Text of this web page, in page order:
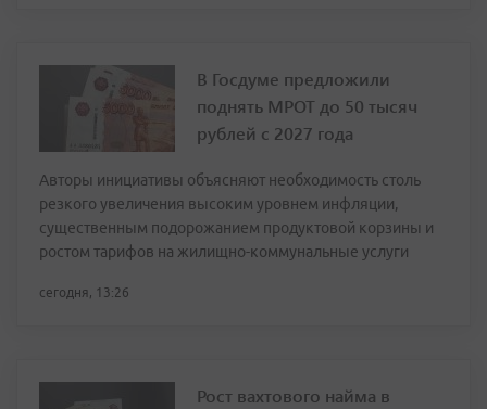
В Госдуме предложили
поднять МРОТ до 50 тысяч
рублей с 2027 года
Авторы инициативы объясняют необходимость столь
резкого увеличения высоким уровнем инфляции,
существенным подорожанием продуктовой корзины и
ростом тарифов на жилищно-коммунальные услуги
сегодня, 13:26
Рост вахтового найма в